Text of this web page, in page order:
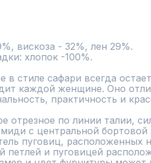
хлопок -100%.
в стиле сафари всегда
каждой женщине. Оно
практичность и
отрезное по линии талии,
с центральной бортовой
пуговиц, расположенных
петлей и пуговицей